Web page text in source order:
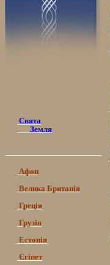
Свята
Земля
Афон
Велика Британія
Греція
Грузія
Естонія
Єгіпет